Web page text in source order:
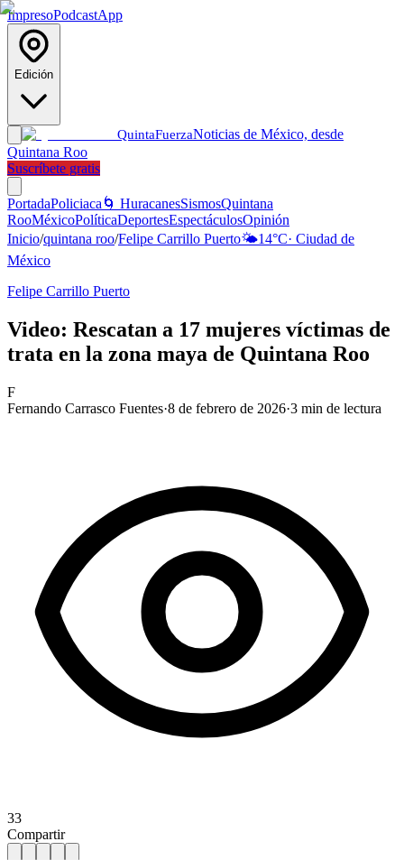
ImpresoPodcastApp
Edición
QuintaFuerzaNoticias de México, desde
Quintana Roo
Suscríbete gratis
PortadaPoliciaca 🌀 HuracanesSismosQuintana
RooMéxicoPolíticaDeportesEspectáculosOpinión
Inicio/quintana roo/Felipe Carrillo Puerto🌤️14°C· Ciudad de
México
Felipe Carrillo Puerto
Video: Rescatan a 17 mujeres víctimas de
trata en la zona maya de Quintana Roo
F
Fernando Carrasco Fuentes·8 de febrero de 2026·3 min de lectura
33
Compartir